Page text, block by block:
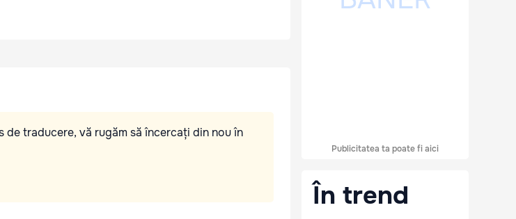
traducere, vă rugăm să încercați din nou în
Publicitatea ta poate fi aici
În trend